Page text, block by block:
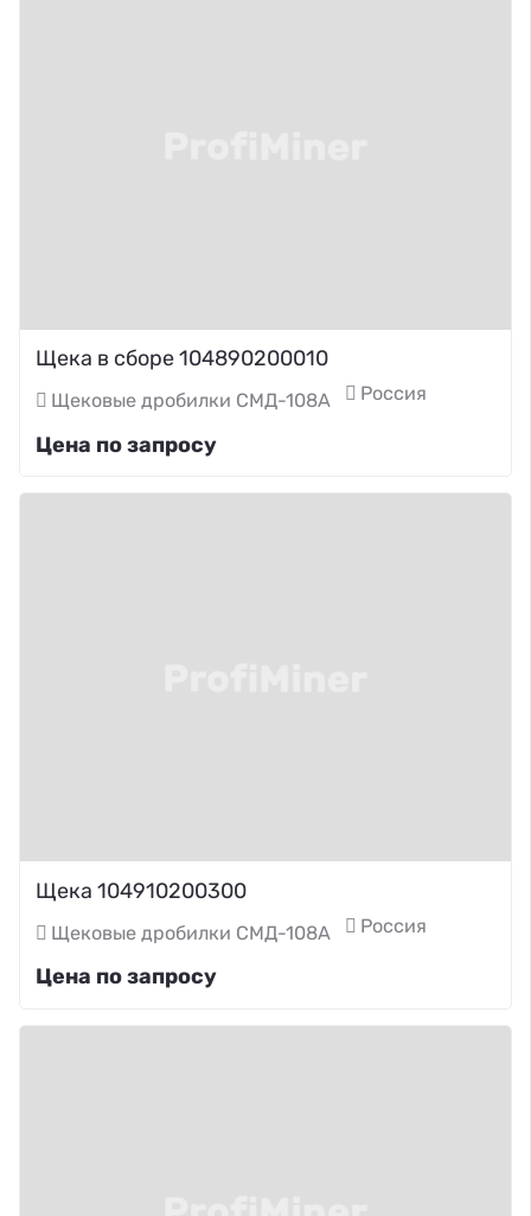
Щека в сборе 104890200010
Щековые дробилки СМД-108А Россия
Цена по запросу
Щека 104910200300
Щековые дробилки СМД-108А Россия
Цена по запросу